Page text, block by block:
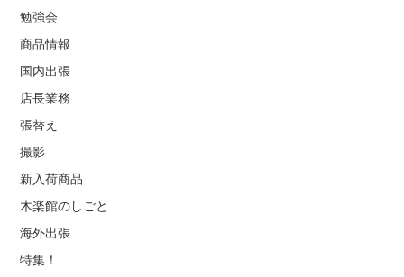
勉強会
商品情報
国内出張
店長業務
張替え
撮影
新入荷商品
木楽館のしごと
海外出張
特集！